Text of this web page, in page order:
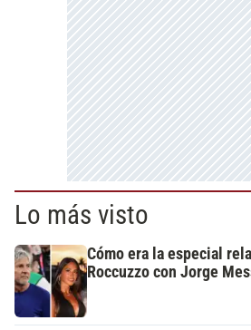
Lo más visto
Cómo era la especial
Roccuzzo con Jorge